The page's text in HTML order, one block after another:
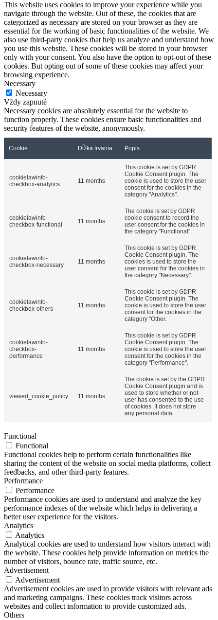
This website uses cookies to improve your experience while you
navigate through the website. Out of these, the cookies that are
categorized as necessary are stored on your browser as they are
essential for the working of basic functionalities of the website. We
also use third-party cookies that help us analyze and understand how
you use this website. These cookies will be stored in your browser
only with your consent. You also have the option to opt-out of these
cookies. But opting out of some of these cookies may affect your
browsing experience.
Necessary
Necessary
Vždy zapnuté
Necessary cookies are absolutely essential for the website to
function properly. These cookies ensure basic functionalities and
security features of the website, anonymously.
Cookie Dĺžka trvania Popis
cookielawinfo-
checkbox-analytics
11 months
This cookie is set by GDPR
Cookie Consent plugin. The
cookie is used to store the user
consent for the cookies in the
category "Analytics".
cookielawinfo-
checkbox-functional
11 months
The cookie is set by GDPR
cookie consent to record the
user consent for the cookies in
the category "Functional".
cookielawinfo-
checkbox-necessary
11 months
This cookie is set by GDPR
Cookie Consent plugin. The
cookies is used to store the
user consent for the cookies in
the category "Necessary".
cookielawinfo-
checkbox-others
11 months
This cookie is set by GDPR
Cookie Consent plugin. The
cookie is used to store the user
consent for the cookies in the
category "Other.
cookielawinfo-
checkbox-
performance
11 months
This cookie is set by GDPR
Cookie Consent plugin. The
cookie is used to store the user
consent for the cookies in the
category "Performance".
viewed_cookie_policy 11 months
The cookie is set by the GDPR
Cookie Consent plugin and is
used to store whether or not
user has consented to the use
of cookies. It does not store
any personal data.
Functional
Functional
Functional cookies help to perform certain functionalities like
sharing the content of the website on social media platforms, collect
feedbacks, and other third-party features.
Performance
Performance
Performance cookies are used to understand and analyze the key
performance indexes of the website which helps in delivering a
better user experience for the visitors.
Analytics
Analytics
Analytical cookies are used to understand how visitors interact with
the website. These cookies help provide information on metrics the
number of visitors, bounce rate, traffic source, etc.
Advertisement
Advertisement
Advertisement cookies are used to provide visitors with relevant ads
and marketing campaigns. These cookies track visitors across
websites and collect information to provide customized ads.
Others